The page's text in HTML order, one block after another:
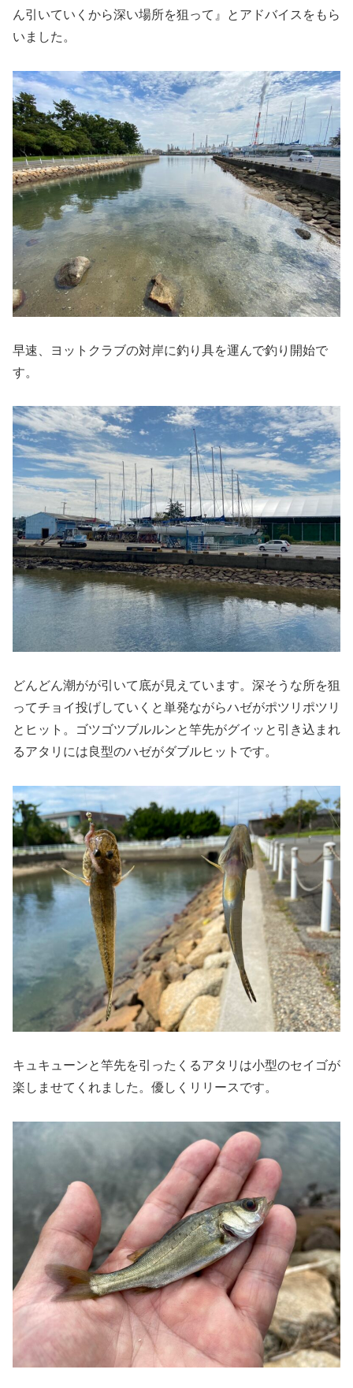
ん引いていくから深い場所を狙って』とアドバイスをもら
いました。
早速、ヨットクラブの対岸に釣り具を運んで釣り開始で
す。
どんどん潮がが引いて底が見えています。深そうな所を狙
ってチョイ投げしていくと単発ながらハゼがポツリポツリ
とヒット。ゴツゴツブルルンと竿先がグイッと引き込まれ
るアタリには良型のハゼがダブルヒットです。
キュキューンと竿先を引ったくるアタリは小型のセイゴが
楽しませてくれました。優しくリリースです。